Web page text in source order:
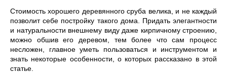
Стоимость хорошего деревянного сруба велика, и не каждый
позволит себе постройку такого дома. Придать элегантности
и натуральности внешнему виду даже кирпичному строению,
можно обшив его деревом, тем более что сам процесс
несложен, главное уметь пользоваться и инструментом и
знать некоторые особенности, о которых рассказано в этой
статье.